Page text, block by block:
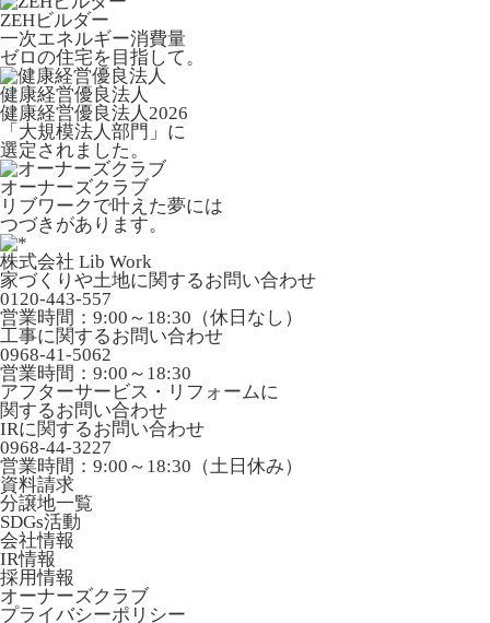
ZEHビルダー
一次エネルギー消費量
ゼロの住宅を目指して。
健康経営優良法人
健康経営優良法人2026
「大規模法人部門」に
選定されました。
オーナーズクラブ
リブワークで叶えた夢には
つづきがあります。
株式会社 Lib Work
家づくりや土地に関するお問い合わせ
0120-443-557
営業時間：9:00～18:30（休日なし）
工事に関するお問い合わせ
0968-41-5062
営業時間：9:00～18:30
アフターサービス・リフォームに
関するお問い合わせ
IRに関するお問い合わせ
0968-44-3227
営業時間：9:00～18:30（土日休み）
資料請求
分譲地一覧
SDGs活動
会社情報
IR情報
採用情報
オーナーズクラブ
プライバシーポリシー